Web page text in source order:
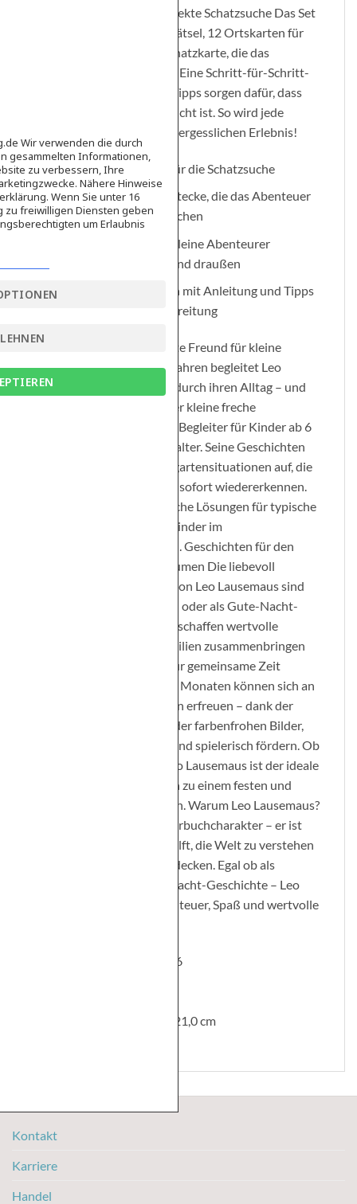
draußen. Alles für die perfekte Schatzsuche Das Set
enthält 10 mausestarke Rätsel, 12 Ortskarten für
die Verstecke und eine Schatzkarte, die das
Abenteuer perfekt macht. Eine Schritt-für-Schritt-
Anleitung und wertvolle Tipps sorgen dafür, dass
die Vorbereitung kinderleicht ist. So wird jede
Schatzsuche zu einem unvergesslichen Erlebnis!
10 spannende Rätsel für die Schatzsuche
12 Ortskarten für Verstecke, die das Abenteuer
abwechslungsreich machen
Schatzkarte für echte kleine Abenteurer
Geeignet für drinnen und draußen
Einfach zu organisieren mit Anleitung und Tipps
für eine schnelle Vorbereitung
Leo Lausemaus – Der beste Freund für kleine
Abenteurer Seit über 20 Jahren begleitet Leo
Lausemaus die Kleinsten durch ihren Alltag – und
das mit großem Erfolg! Der kleine freche
Mäusejunge ist der ideale Begleiter für Kinder ab 6
Monaten bis ins Vorschulalter. Seine Geschichten
greifen alltägliche Kindergartensituationen auf, die
kleine Leser oder Zuhörer sofort wiedererkennen.
Dabei bietet Leo spielerische Lösungen für typische
Herausforderungen, die Kinder im
Kindergartenalter erleben. Geschichten für den
Alltag – Vorlesen und Träumen Die liebevoll
gestalteten Geschichten von Leo Lausemaus sind
perfekt für zwischendurch oder als Gute-Nacht-
Geschichten geeignet. Sie schaffen wertvolle
Vorlesemomente, die Familien zusammenbringen
und kleine Alltagsinseln für gemeinsame Zeit
schaffen. Auch Babys ab 6 Monaten können sich an
den fröhlichen Abenteuern erfreuen – dank der
kindgerechten Texte und der farbenfrohen Bilder,
die die Fantasie anregen und spielerisch fördern. Ob
Mädchen oder Jungen, Leo Lausemaus ist der ideale
Begleiter, um das Vorlesen zu einem festen und
geliebten Ritual zu machen. Warum Leo Lausemaus?
Leo ist nicht nur ein Kinderbuchcharakter – er ist
ein Freund, der Kindern hilft, die Welt zu verstehen
und sie mit Freude zu entdecken. Egal ob als
Vorlesebuch oder Gute-Nacht-Geschichte – Leo
Lausemaus steht für Abenteuer, Spaß und wertvolle
ISBN: 978-3-96347-415-6
32 Seiten; Format: 28,0 x 21,0 cm
Kontakt
Karriere
Handel
Wir verwenden die durch
gesammelten Informationen,
zu verbessern, Ihre
Nähere Hinweise
Wenn Sie unter 16
zu freiwilligen Diensten geben
um Erlaubnis